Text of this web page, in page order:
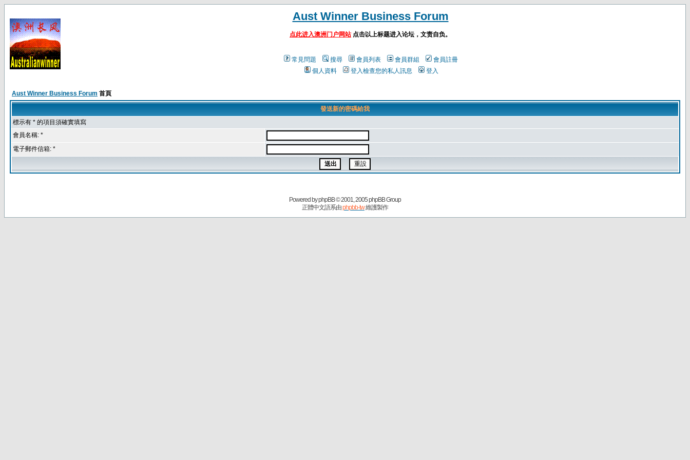
Aust Winner Business Forum
点此进入澳洲门户网站点击以上标题进入论坛，文责自负。
常見問題 搜尋 會員列表 會員群組
會員註冊
個人資料
登入檢查您的私人訊息 登入
Aust Winner Business Forum 首頁
發送新的密碼給我
標示有 * 的項目須確實填寫
會員名稱: *
電子郵件信箱: *
Powered byphpBB© 2001, 2005 phpBB Group
正體中文語系由phpbb-tw維護製作